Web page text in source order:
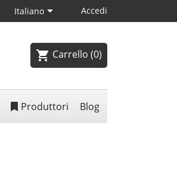
Italiano Accedi
shopping_cart Carrello (0)
Produttori Blog